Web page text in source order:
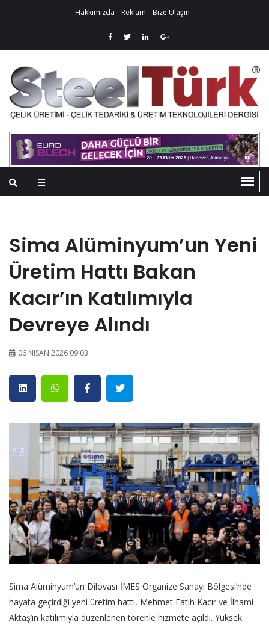
Hakkımızda Reklam Bize Ulaşın
Sima Alüminyum’un Yeni
Üretim Hattı Bakan
Kacır’ın Katılımıyla
Devreye Alındı
06 NISAN 2026 09:03
Sima Alüminyum’un Dilovası İMES Organize Sanayi Bölgesi’nde
hayata geçirdiği yeni üretim hattı, Mehmet Fatih Kacır ve İlhami
Aktaş’ın katılımıyla düzenlenen törenle hizmete açıldı. Yüksek